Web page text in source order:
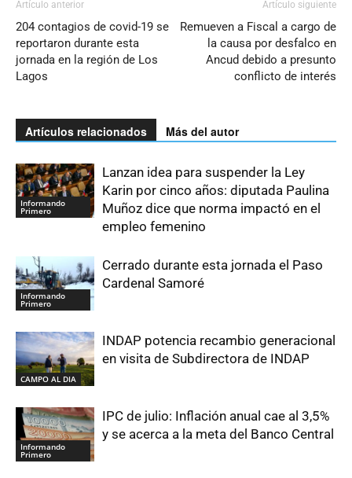
Artículo anterior
204 contagios de covid-19 se
reportaron durante esta
jornada en la región de Los
Lagos
Artículo siguiente
Remueven a Fiscal a cargo de
la causa por desfalco en
Ancud debido a presunto
conflicto de interés
Artículos relacionados Más del autor
Informando
Primero
Lanzan idea para suspender la Ley
Karin por cinco años: diputada Paulina
Muñoz dice que norma impactó en el
empleo femenino
Informando
Primero
Cerrado durante esta jornada el Paso
Cardenal Samoré
CAMPO AL DIA
INDAP potencia recambio generacional
en visita de Subdirectora de INDAP
Informando
Primero
IPC de julio: Inflación anual cae al 3,5%
y se acerca a la meta del Banco Central